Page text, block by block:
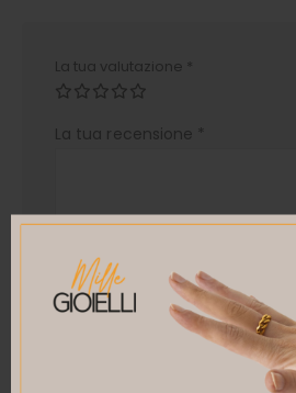
La tua valutazione *
La tua recensione *